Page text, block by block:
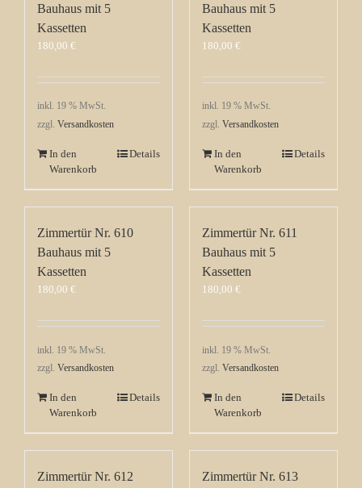
Bauhaus mit 5
Kassetten
180,00 €
inkl. 19 % MwSt.
zzgl. Versandkosten
In den
Warenkorb
Details
Bauhaus mit 5
Kassetten
180,00 €
inkl. 19 % MwSt.
zzgl. Versandkosten
In den
Warenkorb
Details
Zimmertür Nr. 610
Bauhaus mit 5
Kassetten
180,00 €
inkl. 19 % MwSt.
zzgl. Versandkosten
In den
Warenkorb
Details
Zimmertür Nr. 611
Bauhaus mit 5
Kassetten
180,00 €
inkl. 19 % MwSt.
zzgl. Versandkosten
In den
Warenkorb
Details
Zimmertür Nr. 612
Zimmertür Nr. 613